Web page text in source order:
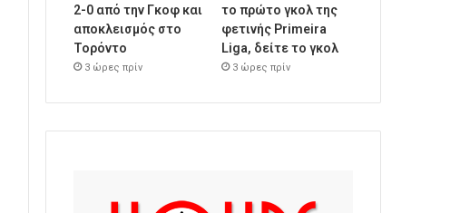
2-0 από την Γκοφ και
αποκλεισμός στο
Τορόντο
3 ώρες πρίν
το πρώτο γκολ της
φετινής Primeira
Liga, δείτε το γκολ
3 ώρες πρίν